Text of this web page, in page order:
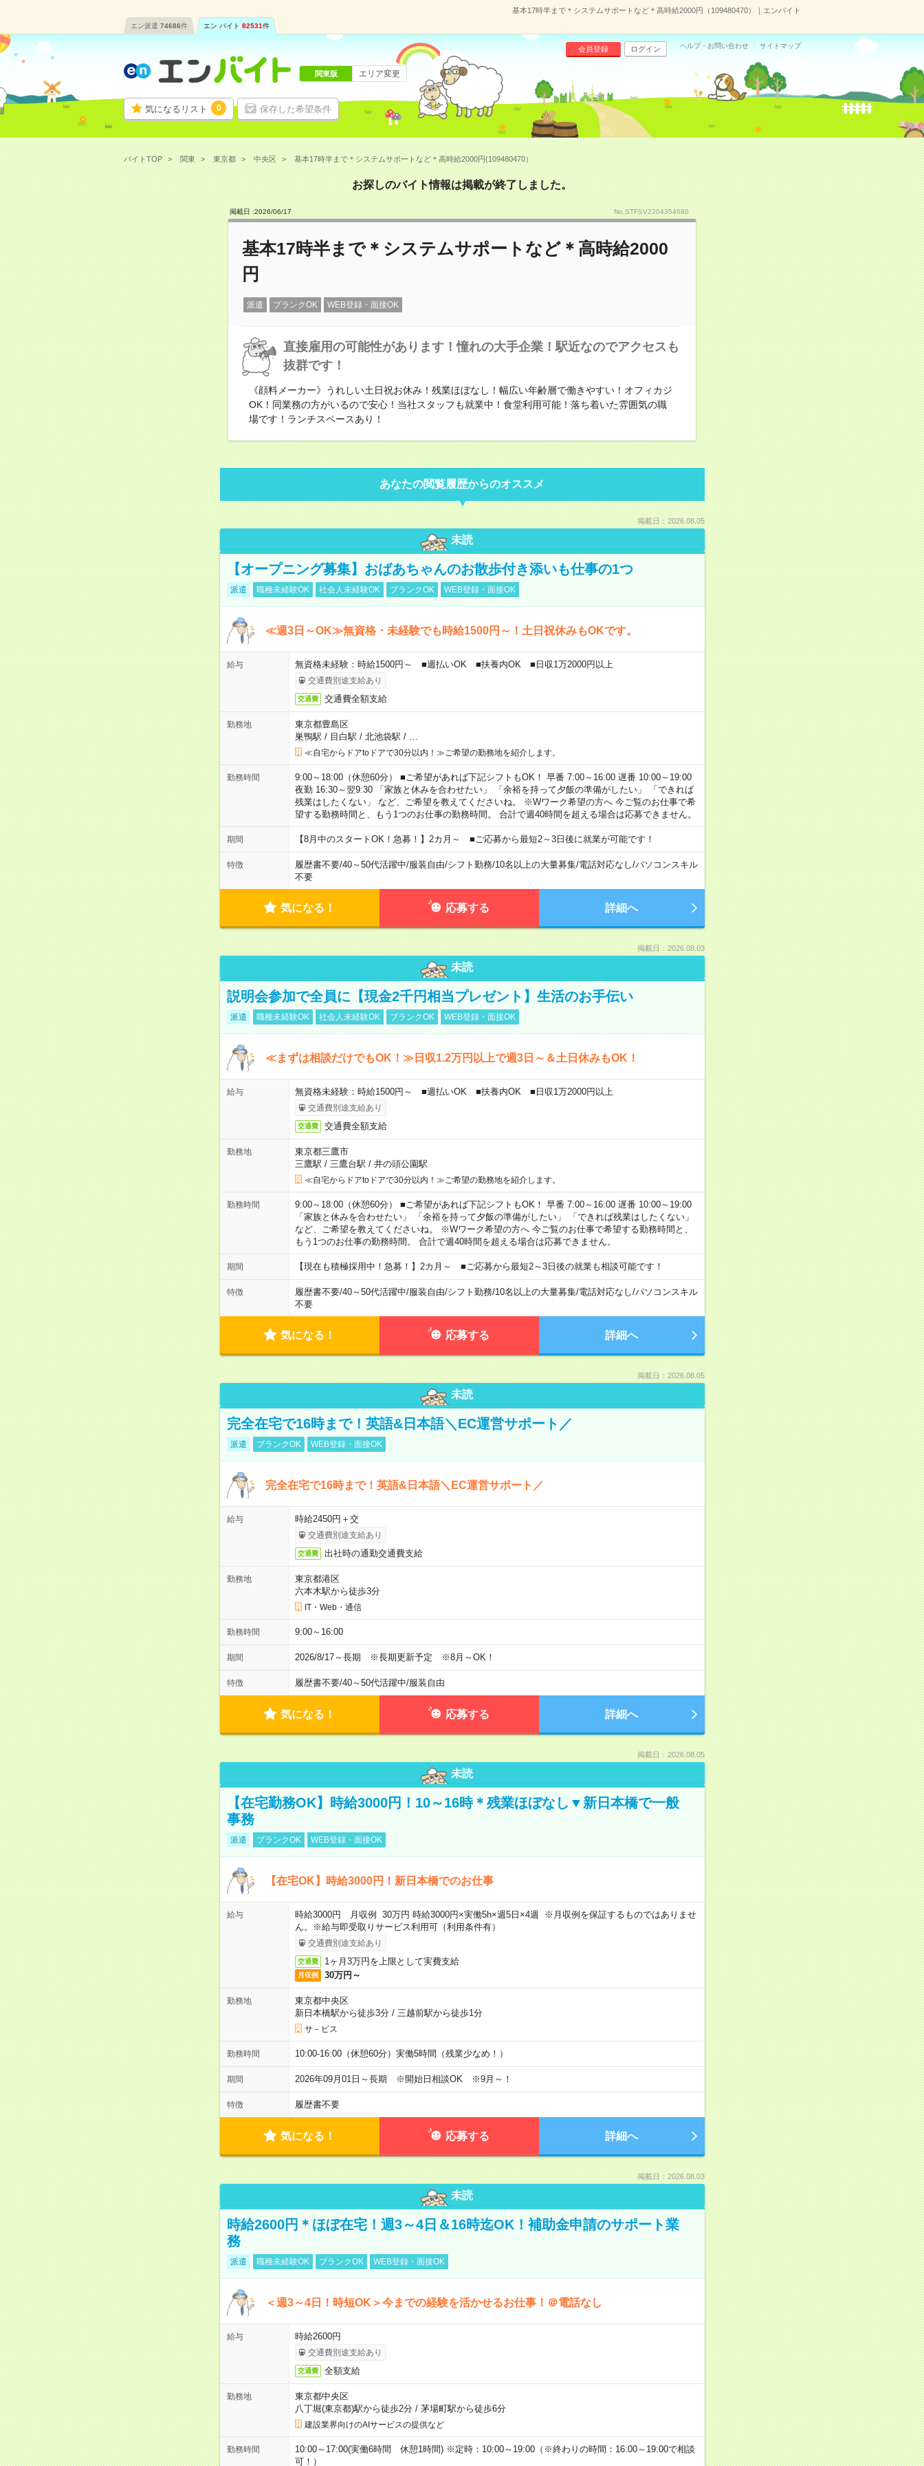
基本17時半まで＊システムサポートなど＊高時給2000円（109480470）｜エンバイト
エン派遣 74686件 エン バイト 82531件
気になるリスト 0 保存した希望条件
会員登録 ログイン ヘルプ・お問い合わせ サイトマップ
関東版 エリア変更
バイトTOP 関東 東京都 中央区 基本17時半まで＊システムサポートなど＊高時給2000円(109480470）
お探しのバイト情報は掲載が終了しました。
掲載日 :2026/06/17 No.STFSV2204354680
基本17時半まで＊システムサポートなど＊高時給2000
円
派遣 ブランクOK WEB登録・面接OK
直接雇用の可能性があります！憧れの大手企業！駅近なのでアクセスも
抜群です！
《顔料メーカー》うれしい土日祝お休み！残業ほぼなし！幅広い年齢層で働きやすい！オフィカジ
OK！同業務の方がいるので安心！当社スタッフも就業中！食堂利用可能！落ち着いた雰囲気の職
場です！ランチスペースあり！
あなたの閲覧履歴からのオススメ
掲載日：2026.08.05
未読
【オープニング募集】おばあちゃんのお散歩付き添いも仕事の1つ
派遣 職種未経験OK 社会人未経験OK ブランクOK WEB登録・面接OK
≪週3日～OK≫無資格・未経験でも時給1500円～！土日祝休みもOKです。
給与 無資格未経験：時給1500円～ ■週払いOK ■扶養内OK ■日収1万2000円以上
交通費別途支給あり
交通費 交通費全額支給
勤務地
東京都豊島区
巣鴨駅 / 目白駅 / 北池袋駅 /
≪自宅からドアtoドアで30分以内！≫ご希望の勤務地を紹介します。
勤務時間
9:00～18:00（休憩60分） ■ご希望があれば下記シフトもOK！ 早番 7:00～16:00 遅番 10:00～19:00
夜勤 16:30～翌9:30 「家族と休みを合わせたい」 「余裕を持って夕飯の準備がしたい」 「できれば
残業はしたくない」 など、ご希望を教えてくださいね。 ※Wワーク希望の方へ 今ご覧のお仕事で希
望する勤務時間と、もう1つのお仕事の勤務時間。 合計で週40時間を超える場合は応募できません。
期間 【8月中のスタートOK！急募！】2カ月～ ■ご応募から最短2～3日後に就業が可能です！
特徴 履歴書不要/40～50代活躍中/服装自由/シフト勤務/10名以上の大量募集/電話対応なし/パソコンスキル
不要
気になる！ 応募する 詳細へ
掲載日：2026.08.03
未読
説明会参加で全員に【現金2千円相当プレゼント】生活のお手伝い
派遣 職種未経験OK 社会人未経験OK ブランクOK WEB登録・面接OK
≪まずは相談だけでもOK！≫日収1.2万円以上で週3日～＆土日休みもOK！
給与 無資格未経験：時給1500円～ ■週払いOK ■扶養内OK ■日収1万2000円以上
交通費別途支給あり
交通費 交通費全額支給
勤務地
東京都三鷹市
三鷹駅 / 三鷹台駅 / 井の頭公園駅
≪自宅からドアtoドアで30分以内！≫ご希望の勤務地を紹介します。
勤務時間
9:00～18:00（休憩60分） ■ご希望があれば下記シフトもOK！ 早番 7:00～16:00 遅番 10:00～19:00
「家族と休みを合わせたい」 「余裕を持って夕飯の準備がしたい」 「できれば残業はしたくない」
など、ご希望を教えてくださいね。 ※Wワーク希望の方へ 今ご覧のお仕事で希望する勤務時間と、
もう1つのお仕事の勤務時間。 合計で週40時間を超える場合は応募できません。
期間 【現在も積極採用中！急募！】2カ月～ ■ご応募から最短2～3日後の就業も相談可能です！
特徴 履歴書不要/40～50代活躍中/服装自由/シフト勤務/10名以上の大量募集/電話対応なし/パソコンスキル
不要
気になる！ 応募する 詳細へ
掲載日：2026.08.05
未読
完全在宅で16時まで！英語&日本語＼EC運営サポート／
派遣 ブランクOK WEB登録・面接OK
完全在宅で16時まで！英語&日本語＼EC運営サポート／
給与 時給2450円＋交
交通費別途支給あり
交通費 出社時の通勤交通費支給
勤務地
東京都港区
六本木駅から徒歩3分
IT・Web・通信
勤務時間 9:00～16:00
期間 2026/8/17～長期 ※長期更新予定 ※8月～OK！
特徴 履歴書不要/40～50代活躍中/服装自由
気になる！ 応募する 詳細へ
掲載日：2026.08.05
未読
【在宅勤務OK】時給3000円！10～16時＊残業ほぼなし▼新日本橋で一般
事務
派遣 ブランクOK WEB登録・面接OK
【在宅OK】時給3000円！新日本橋でのお仕事
給与
時給3000円 月収例 30万円 時給3000円×実働5h×週5日×4週 ※月収例を保証するものではありませ
ん。※給与即受取りサービス利用可（利用条件有）
交通費別途支給あり
交通費 1ヶ月3万円を上限として実費支給
月収例 30万円～
勤務地
東京都中央区
新日本橋駅から徒歩3分/ 三越前駅から徒歩1分
サ－ビス
勤務時間 10:00-16:00（休憩60分）実働5時間（残業少なめ！）
期間 2026年09月01日～長期 ※開始日相談OK ※9月～！
特徴 履歴書不要
気になる！ 応募する 詳細へ
掲載日：2026.08.03
未読
時給2600円＊ほぼ在宅！週3～4日＆16時迄OK！補助金申請のサポート業
務
派遣 職種未経験OK ブランクOK WEB登録・面接OK
＜週3～4日！時短OK＞今までの経験を活かせるお仕事！＠電話なし
給与 時給2600円
交通費別途支給あり
交通費 全額支給
勤務地
東京都中央区
八丁堀(東京都)駅から徒歩2分/ 茅場町駅から徒歩6分
建設業界向けのAIサービスの提供など
勤務時間
10:00～17:00(実働6時間 休憩1時間) ※定時：10:00～19:00（※終わりの時間：16:00～19:00で相談
可！）